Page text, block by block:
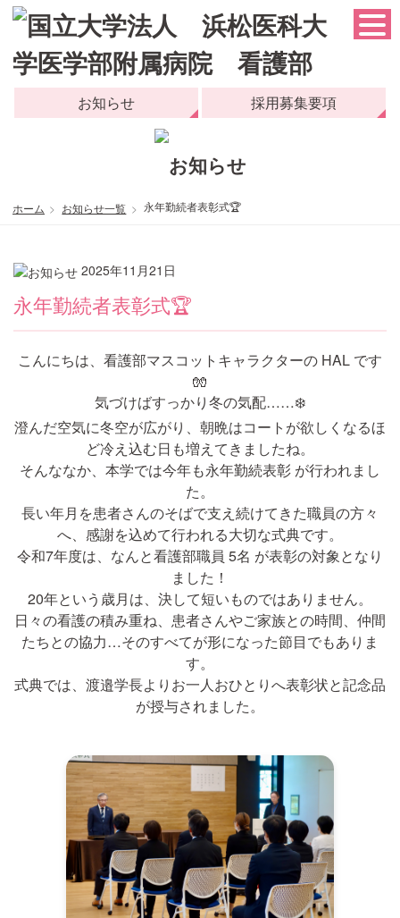
お知らせ 採用募集要項
ホーム お知らせ一覧 永年勤続者表彰式🏆
2025年11月21日
永年勤続者表彰式🏆
こんにちは、看護部マスコットキャラクターの HAL です
🧤
気づけばすっかり冬の気配……❄️
澄んだ空気に冬空が広がり、朝晩はコートが欲しくなるほ
ど冷え込む日も増えてきましたね。
そんななか、本学では今年も永年勤続表彰 が行われまし
た。
長い年月を患者さんのそばで支え続けてきた職員の方々
へ、感謝を込めて行われる大切な式典です。
令和7年度は、なんと看護部職員 5名 が表彰の対象となり
ました！
20年という歳月は、決して短いものではありません。
日々の看護の積み重ね、患者さんやご家族との時間、仲間
たちとの協力…そのすべてが形になった節目でもありま
す。
式典では、渡邉学長よりお一人おひとりへ表彰状と記念品
が授与されました。